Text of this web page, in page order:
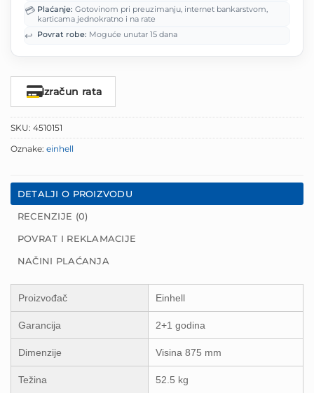
💳 Plaćanje: Gotovinom pri preuzimanju, internet bankarstvom,
karticama jednokratno i na rate
↩️ Povrat robe: Moguće unutar 15 dana
Izračun rata
SKU: 4510151
Oznake: einhell
DETALJI O PROIZVODU
RECENZIJE (0)
POVRAT I REKLAMACIJE
NAČINI PLAĆANJA
Proizvođač Einhell
Garancija 2+1 godina
Dimenzije Visina 875 mm
Težina 52.5 kg